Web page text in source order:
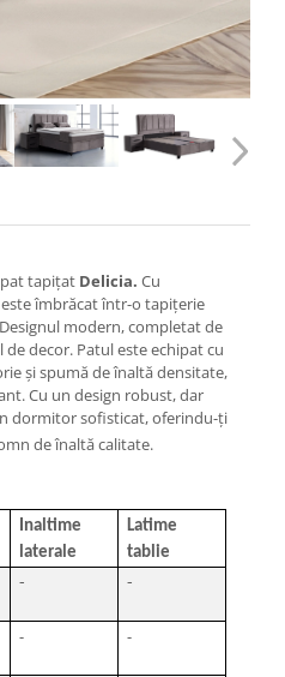
tapițat Delicia. Cu
este îmbrăcat într-o tapițerie
modern, completat de
decor. Patul este echipat cu
și spumă de înaltă densitate,
Cu un design robust, dar
dormitor sofisticat, oferindu-ți
de înaltă calitate.
Inaltime
laterale
Latime
tablie
- -
- -